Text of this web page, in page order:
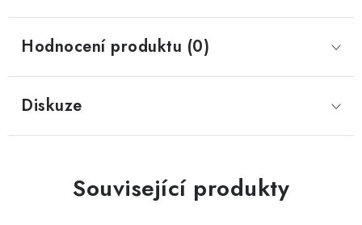
Hodnocení produktu (0)
Diskuze
Související produkty